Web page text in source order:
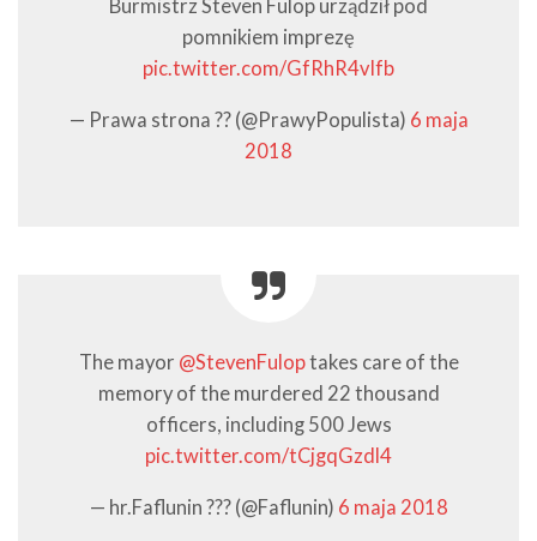
Burmistrz Steven Fulop urządził pod
pomnikiem imprezę
pic.twitter.com/GfRhR4vIfb
— Prawa strona ?? (@PrawyPopulista) 6 maja
2018
The mayor @StevenFuloptakes care of the
memory of the murdered 22 thousand
officers, including 500 Jews
pic.twitter.com/tCjgqGzdl4
— hr.Faflunin ??? (@Faflunin) 6 maja 2018